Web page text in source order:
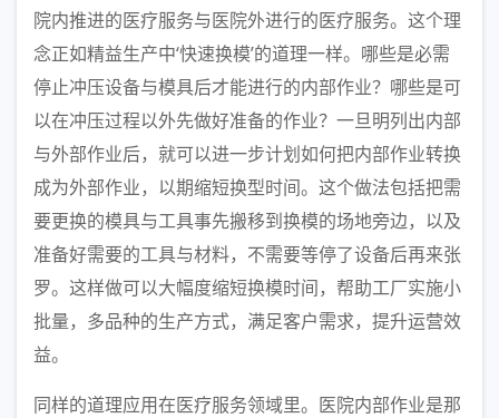
院内推进的医疗服务与医院外进行的医疗服务。这个理
念正如精益生产中‘快速换模’的道理一样。哪些是必需
停止冲压设备与模具后才能进行的内部作业？哪些是可
以在冲压过程以外先做好准备的作业？一旦明列出内部
与外部作业后，就可以进一步计划如何把内部作业转换
成为外部作业，以期缩短换型时间。这个做法包括把需
要更换的模具与工具事先搬移到换模的场地旁边，以及
准备好需要的工具与材料，不需要等停了设备后再来张
罗。这样做可以大幅度缩短换模时间，帮助工厂实施小
批量，多品种的生产方式，满足客户需求，提升运营效
益。
同样的道理应用在医疗服务领域里。医院内部作业是那